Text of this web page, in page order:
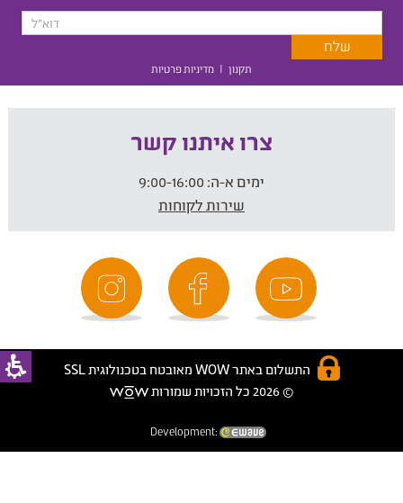
תקנון | מדיניות פרטיות
צרו איתנו קשר
ימים א-ה:
שירות לקוחות
התשלום באתר WOW מאובטח בטכנולוגית SSL
© 2026 כל הזכויות שמורות
Development: